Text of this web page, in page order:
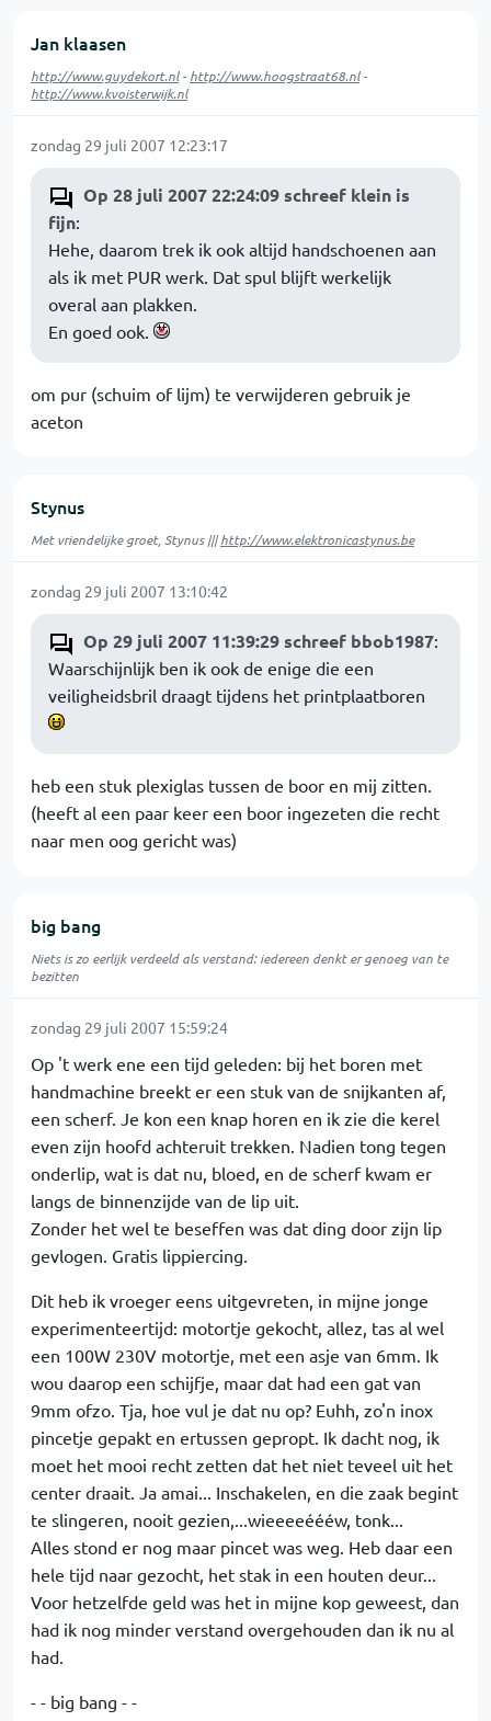
Jan klaasen
http://www.guydekort.nl- http://www.hoogstraat68.nl-
http://www.kvoisterwijk.nl
zondag 29 juli 2007 12:23:17
Op 28 juli 2007 22:24:09 schreef klein is
fijn:
Hehe, daarom trek ik ook altijd handschoenen aan
als ik met PUR werk. Dat spul blijft werkelijk
overal aan plakken.
En goed ook.
om pur (schuim of lijm) te verwijderen gebruik je
aceton
Stynus
Met vriendelijke groet, Stynus |||http://www.elektronicastynus.be
zondag 29 juli 2007 13:10:42
Op 29 juli 2007 11:39:29 schreef bbob1987:
Waarschijnlijk ben ik ook de enige die een
veiligheidsbril draagt tijdens het printplaatboren
heb een stuk plexiglas tussen de boor en mij zitten.
(heeft al een paar keer een boor ingezeten die recht
naar men oog gericht was)
big bang
Niets is zo eerlijk verdeeld als verstand: iedereen denkt er genoeg van te
bezitten
zondag 29 juli 2007 15:59:24
Op 't werk ene een tijd geleden: bij het boren met
handmachine breekt er een stuk van de snijkanten af,
een scherf. Je kon een knap horen en ik zie die kerel
even zijn hoofd achteruit trekken. Nadien tong tegen
onderlip, wat is dat nu, bloed, en de scherf kwam er
langs de binnenzijde van de lip uit.
Zonder het wel te beseffen was dat ding door zijn lip
gevlogen. Gratis lippiercing.
Dit heb ik vroeger eens uitgevreten, in mijne jonge
experimenteertijd: motortje gekocht, allez, tas al wel
een 100W 230V motortje, met een asje van 6mm. Ik
wou daarop een schijfje, maar dat had een gat van
9mm ofzo. Tja, hoe vul je dat nu op? Euhh, zo'n inox
pincetje gepakt en ertussen gepropt. Ik dacht nog, ik
moet het mooi recht zetten dat het niet teveel uit het
center draait. Ja amai... Inschakelen, en die zaak begint
te slingeren, nooit gezien,...wieeeeéééw, tonk...
Alles stond er nog maar pincet was weg. Heb daar een
hele tijd naar gezocht, het stak in een houten deur...
Voor hetzelfde geld was het in mijne kop geweest, dan
had ik nog minder verstand overgehouden dan ik nu al
had.
- - big bang - -